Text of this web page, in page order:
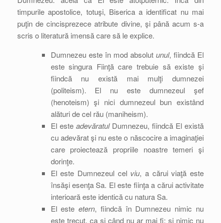
timpurile apostolice, totuşi, Biserica a identificat nu mai
puţin de cincisprezece atribute divine, şi până acum s-a
scris o literatură imensă care să le explice.
Dumnezeu este în mod absolut unul, fiindcă El
este singura Fiinţă care trebuie să existe şi
fiindcă nu există mai mulţi dumnezei
(politeism). El nu este dumnezeul şef
(henoteism) şi nici dumnezeul bun existând
alături de cel rău (maniheism).
El este adevăratul Dumnezeu, fiindcă El există
cu adevărat şi nu este o născocire a imaginaţiei
care proiectează propriile noastre temeri şi
dorinţe.
El este Dumnezeul cel viu, a cărui viaţă este
însăşi esenţa Sa. El este fiinţa a cărui activitate
interioară este identică cu natura Sa.
El esteetern, fiindcă în Dumnezeu nimic nu
este trecut, ca şi când nu ar mai fi; şi nimic nu